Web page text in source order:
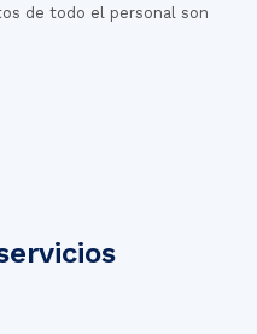
de todo el personal son